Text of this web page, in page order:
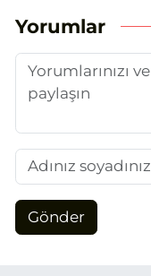
Yorumlar
Gönder